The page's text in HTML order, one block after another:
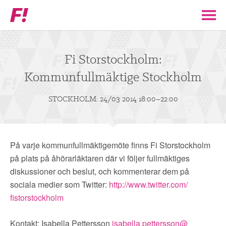
Feministiskt
initiativ
STÖD F!
ENAD RÖST
PARTILEDARE
Fi Storstockholm:
Kommunfullmäktige Stockholm
STOCKHOLM: 24/03 2014 18:00–22:00
På varje kommunfullmäktigemöte finns Fi Storstockholm
på plats på åhörarläktaren där vi följer fullmäktiges
diskussioner och beslut, och kommenterar dem på
sociala medier som Twitter: http://www.twitter.com/
fistorstockholm
Kontakt: Isabella Pettersson isabella.pettersson@